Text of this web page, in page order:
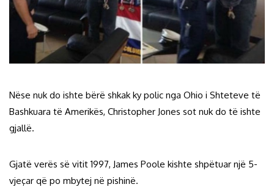
Nëse nuk do ishte bërë shkak ky polic nga Ohio i Shteteve të
Bashkuara të Amerikës, Christopher Jones sot nuk do të ishte
gjallë.
Gjatë verës së vitit 1997, James Poole kishte shpëtuar një 5-
vjeçar që po mbytej në pishinë.